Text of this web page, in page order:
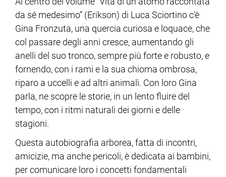
da sé medesimo” (Erikson) di Luca Sciortino c'è
Gina Fronzuta, una quercia curiosa e loquace, che
col passare degli anni cresce, aumentando gli
anelli del suo tronco, sempre più forte e robusto, e
fornendo, con i rami e la sua chioma ombrosa,
riparo a uccelli e ad altri animali. Con loro Gina
parla, ne scopre le storie, in un lento fluire del
tempo, con i ritmi naturali dei giorni e delle
stagioni.
Questa autobiografia arborea, fatta di incontri,
amicizie, ma anche pericoli, è dedicata ai bambini,
per comunicare loro i concetti fondamentali